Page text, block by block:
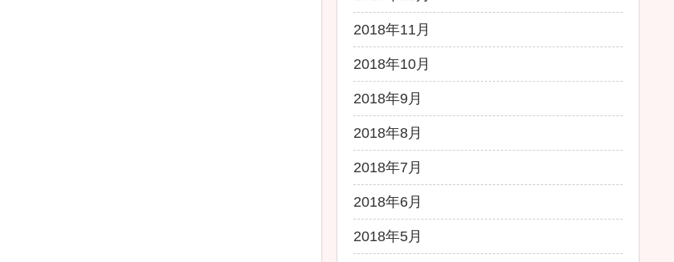
2018年11月
2018年10月
2018年9月
2018年8月
2018年7月
2018年6月
2018年5月